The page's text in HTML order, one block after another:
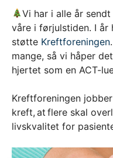
Vi har i alle år
våre i førjulstiden. I år
støtte Kreftforeningen
mange, så vi håper
hjertet som en ACT-
Kreftforeningen
kreft, at flere skal
livskvalitet for